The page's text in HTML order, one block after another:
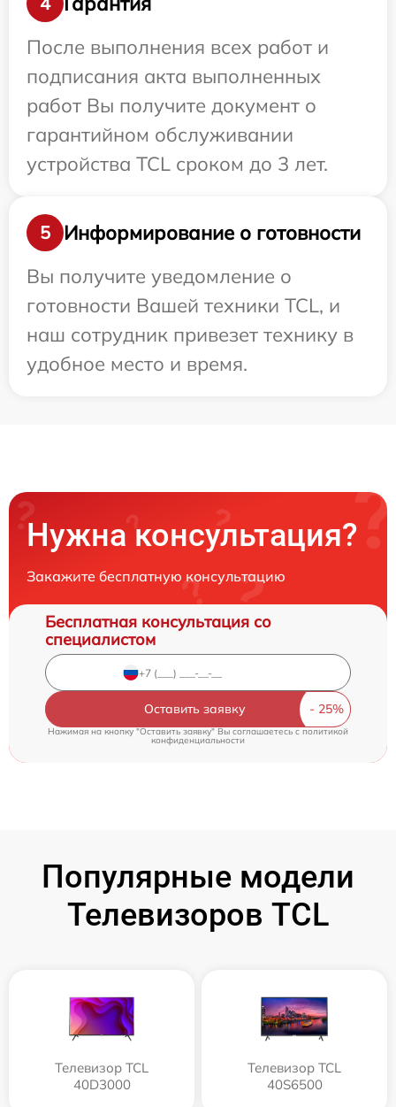
После выполнения всех работ и
подписания акта выполненных
работ Вы получите документ о
гарантийном обслуживании
устройства TCL сроком до 3 лет.
5
Информирование о готовности
Вы получите уведомление о
готовности Вашей техники TCL, и
наш сотрудник привезет технику в
удобное место и время.
Нужна консультация?
Закажите бесплатную консультацию
Бесплатная консультация со
специалистом
Оставить заявку
Нажимая на кнопку "Оставить заявку" Вы соглашаетесь cполитикой
конфиденциальности
Популярные модели
Телевизоров TCL
Телевизор TCL
40D3000
Телевизор TCL
40S6500